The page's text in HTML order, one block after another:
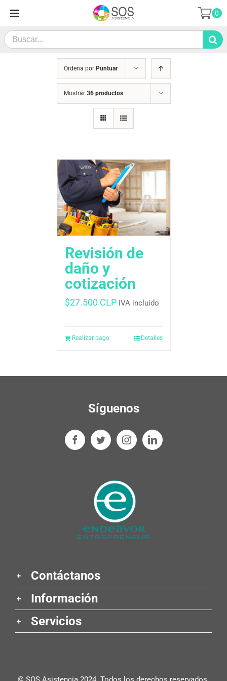
contenido
Search
for:
0
Ordena por Puntuar
Mostrar 36 productos
Revisión de
daño y
cotización
$27.500 CLP IVA incluido
Realizar pago Detalles
Síguenos
Contáctanos
Información
Servicios